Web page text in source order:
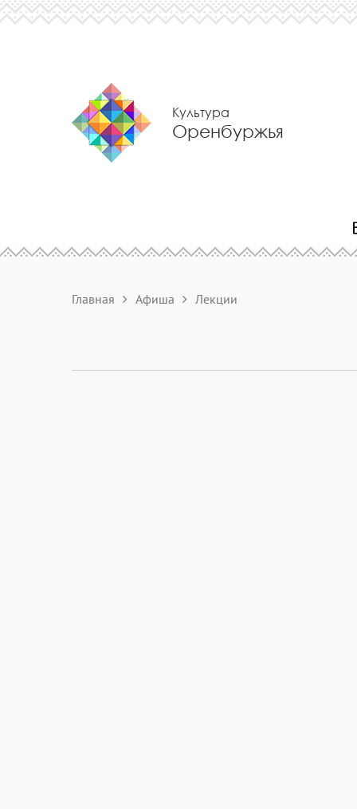
Культура
Оренбуржья
Главная Афиша Лекции